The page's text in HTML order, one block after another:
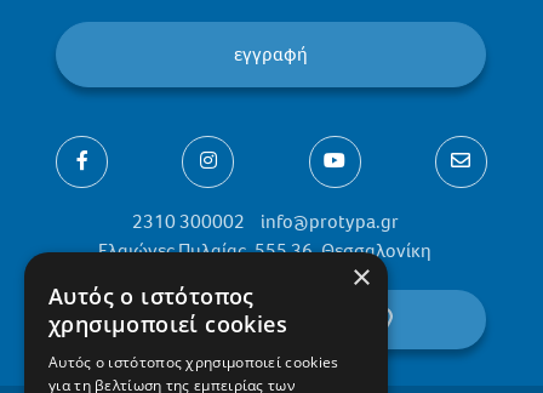
εγγραφή
2310 300002
info@protypa.gr
Ελαιώνες Πυλαίας, 555 36, Θεσσαλονίκη
βρείτε μας στον χάρτη
×
Αυτός ο ιστότοπος
χρησιμοποιεί cookies
Αυτός ο ιστότοπος χρησιμοποιεί cookies
για τη βελτίωση της εμπειρίας των